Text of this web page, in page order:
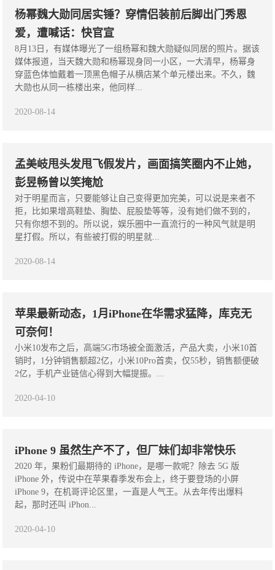
杨幂魏大勋同居实锤？穿情侣装前后脚出门秀恩
爱，遭喊话：快官宣
8月13日，有媒体曝光了一组杨幂和魏大勋疑似同居的照片。据该
媒体报道，当天魏大勋和杨幂现身同一小区，一大清早，杨幂身
穿蓝色体恤戴着一顶黑色帽子从横店某个单元楼出来。不久，魏
大勋也从同一栋楼出来，他同样...
2020-08-14
孟美岐甩头发甩飞假发片，画面搞笑圈内不止她，
彭昱畅曾以笑掩尬
对于明星而言，只要能够让自己变得更加完美，可以说是来者不
拒，比如果增高鞋垫、胸垫、屁股垫等等，没有她们做不到的，
只有你想不到的。所以说，娱乐圈中一直流行的一种风气就是明
星打假。所以，有些被打假的明星就...
2020-08-14
苹果最新动态，1月iPhone在华需求猛降，库克无
可奈何！
小米10发布之后，高端5G市场被全面激活，产品大卖，小米10首
销时，1分钟销售额超2亿，小米10Pro首卖，仅55秒，销售额便破
2亿，手机产业链信心得到大幅提振。...
2020-04-10
iPhone 9 虽然生产不了，但厂妹们却非常快乐
2020 年，果粉们最期待的 iPhone，是哪一款呢？除去 5G 版
iPhone 外，传说中在苹果春季发布会上，终于要登场的小屏
iPhone 9，在机哥评论区里，一直是人气王。从去年传出爆料
起，那时还叫 iPhon...
2020-04-10